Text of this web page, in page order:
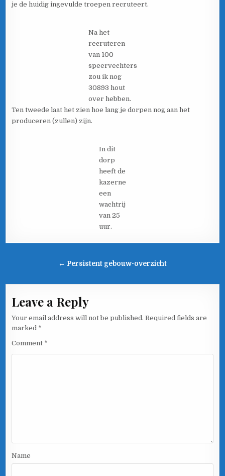
je de huidig ingevulde troepen recruteert.
Na het
recruteren
van 100
speervechters
zou ik nog
30893 hout
over hebben.
Ten tweede laat het zien hoe lang je dorpen nog aan het
produceren (zullen) zijn.
In dit
dorp
heeft de
kazerne
een
wachtrij
van 25
uur.
Post navigation← Persistent gebouw-overzicht
Leave a Reply
Your email address will not be published. Required fields are
marked *
Comment *
Name